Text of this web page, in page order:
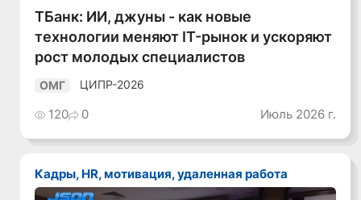
ТБанк: ИИ, джуны - как новые
технологии меняют IT-рынок и ускоряют
рост молодых специалистов
ОМГ ЦИПР-2026
120 0 Июль 2026 г.
Кадры, HR, мотивация, удаленная работа